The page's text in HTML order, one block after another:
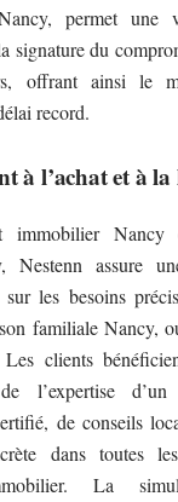
permet une
signature du
offrant ainsi le
record.
à l’achat et à
immobilier Nancy
Nestenn assure
sur les besoins
familiale Nancy,
clients
l’expertise d’un
de conseils
dans toutes
La